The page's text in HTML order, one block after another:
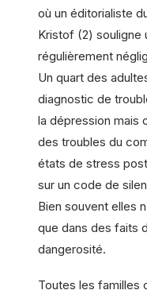
où un éditorialiste
Kristof (2) souligne
régulièrement
Un quart des
diagnostic de
la dépression mais
des troubles du
états de stress
sur un code de
Bien souvent elles
que dans des faits
dangerosité.
Toutes les familles